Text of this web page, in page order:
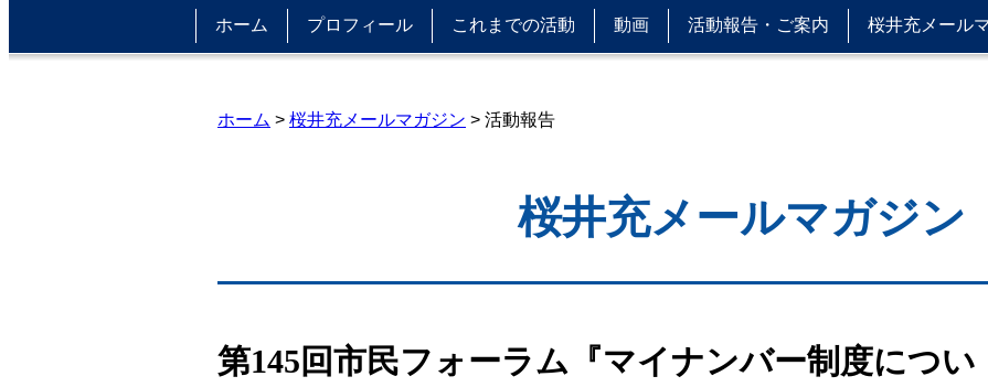
ホーム プロフィール これまでの活動 動画 活動報告・ご案内 桜井充メール
ホーム > 桜井充メールマガジン > 活動報告
桜井充メールマガジン
第145回市民フォーラム『マイナンバー制度につい